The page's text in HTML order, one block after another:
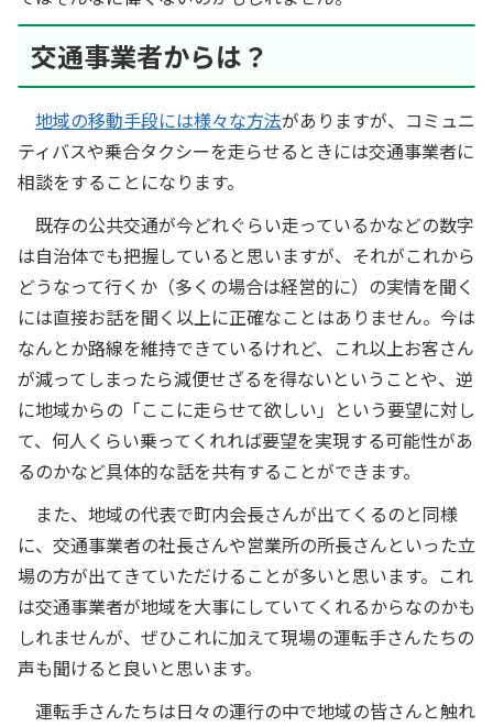
交通事業者からは？
地域の移動手段には様々な方法がありますが、コミュニ
ティバスや乗合タクシーを走らせるときには交通事業者に
相談をすることになります。
既存の公共交通が今どれぐらい走っているかなどの数字
は自治体でも把握していると思いますが、それがこれから
どうなって行くか（多くの場合は経営的に）の実情を聞く
には直接お話を聞く以上に正確なことはありません。今は
なんとか路線を維持できているけれど、これ以上お客さん
が減ってしまったら減便せざるを得ないということや、逆
に地域からの「ここに走らせて欲しい」という要望に対し
て、何人くらい乗ってくれれば要望を実現する可能性があ
るのかなど具体的な話を共有することができます。
また、地域の代表で町内会長さんが出てくるのと同様
に、交通事業者の社長さんや営業所の所長さんといった立
場の方が出てきていただけることが多いと思います。これ
は交通事業者が地域を大事にしていてくれるからなのかも
しれませんが、ぜひこれに加えて現場の運転手さんたちの
声も聞けると良いと思います。
運転手さんたちは日々の運行の中で地域の皆さんと触れ